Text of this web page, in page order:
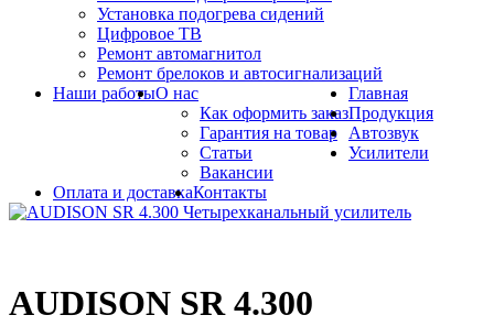
Установка подогрева сидений
Цифровое ТВ
Ремонт автомагнитол
Ремонт брелоков и автосигнализаций
Наши работыО нас
Как оформить заказ
Гарантия на товар
Статьи
Вакансии
Оплата и доставкаКонтакты
Главная
Продукция
Автозвук
Усилители
AUDISON SR 4.300